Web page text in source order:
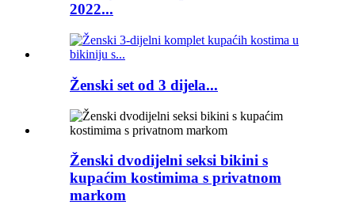
2022...
Ženski set od 3 dijela...
Ženski dvodijelni seksi bikini s
kupaćim kostimima s privatnom
markom